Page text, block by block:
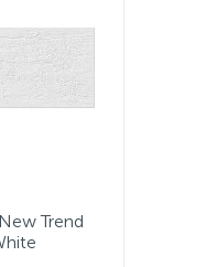
Trend